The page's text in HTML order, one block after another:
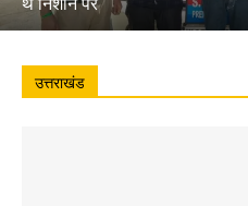
थे निशाने पर
उत्तराखंड